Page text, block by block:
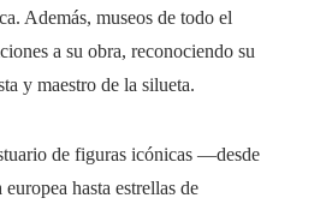
Además, museos de todo el
a su obra, reconociendo su
y maestro de la silueta.
de figuras icónicas —desde
hasta estrellas de